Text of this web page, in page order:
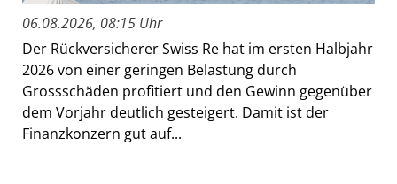
06.08.2026, 08:15 Uhr
Der Rückversicherer Swiss Re hat im ersten Halbjahr
2026 von einer geringen Belastung durch
Grossschäden profitiert und den Gewinn gegenüber
dem Vorjahr deutlich gesteigert. Damit ist der
Finanzkonzern gut auf...